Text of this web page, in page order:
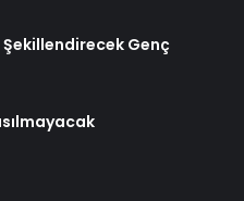
Şekillendirecek Genç